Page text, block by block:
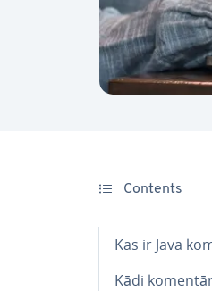
Contents
Kas ir Java
Kādi